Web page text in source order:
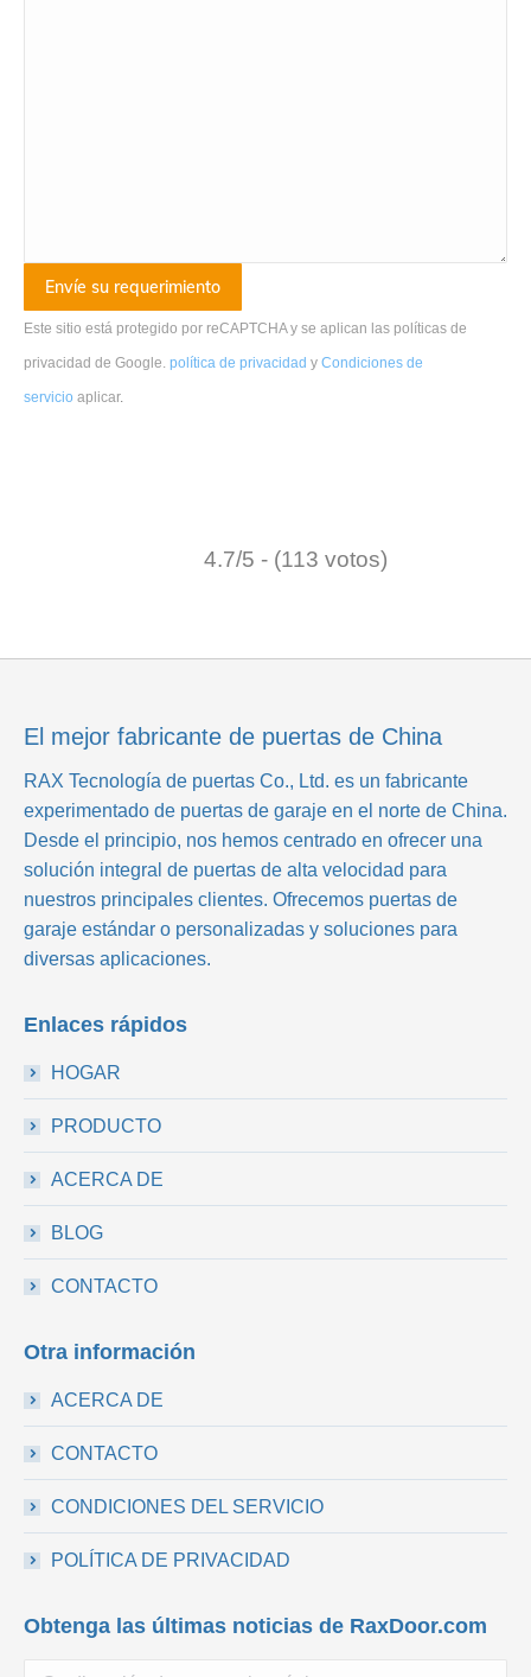
Este sitio está protegido por reCAPTCHA y se aplican las políticas de
privacidad de Google. política de privacidad y Condiciones de
servicio aplicar.
4.7/5 - (113 votos)
El mejor fabricante de puertas de China
RAX Tecnología de puertas Co., Ltd. es un fabricante
experimentado de puertas de garaje en el norte de China.
Desde el principio, nos hemos centrado en ofrecer una
solución integral de puertas de alta velocidad para
nuestros principales clientes. Ofrecemos puertas de
garaje estándar o personalizadas y soluciones para
diversas aplicaciones.
Enlaces rápidos
HOGAR
PRODUCTO
ACERCA DE
BLOG
CONTACTO
Otra información
ACERCA DE
CONTACTO
CONDICIONES DEL SERVICIO
POLÍTICA DE PRIVACIDAD
Obtenga las últimas noticias de RaxDoor.com